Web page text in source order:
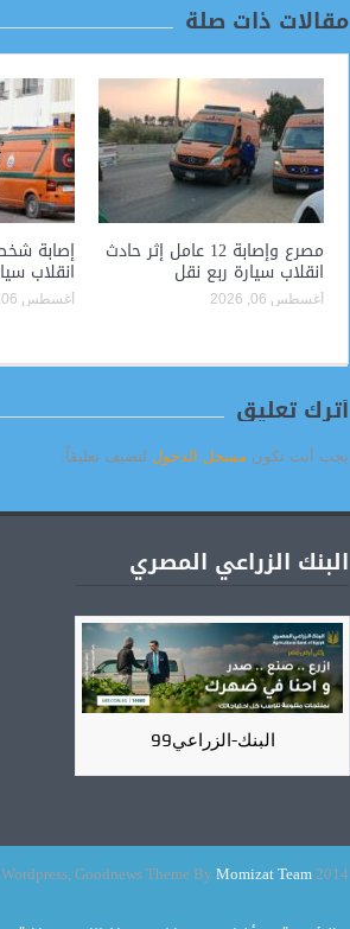
مقالات ذات صلة
مصرع وإصابة 12 عامل إثر حادث
انقلاب سيارة ربع نقل
أغسطس 06, 2026
إصابة
انقلاب
أغسطس 06, 2026
أترك تعليق
يجب أنت تكون مسجل الدخول لتضيف تعليقاً.
البنك الزراعي المصري
البنك-الزراعي99
2014 Powered By Wordpress, Goodnews Theme By
Momizat Team